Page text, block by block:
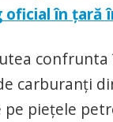
oficial în țară
confrunta
carburanți
piețele